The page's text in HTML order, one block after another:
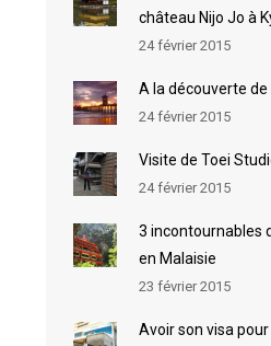
château Nijo Jo à
24 février 2015
A la découverte
24 février 2015
Visite de Toei
24 février 2015
3 incontournables
en Malaisie
23 février 2015
Avoir son visa pour